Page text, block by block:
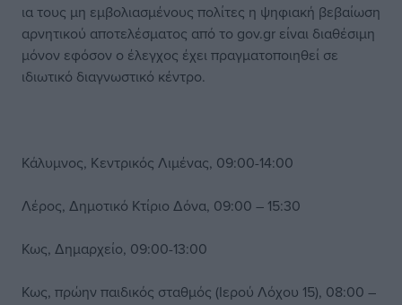
ια τους μη εμβολιασμένους πολίτες η ψηφιακή βεβαίωση
αρνητικού αποτελέσματος από το gov.gr είναι διαθέσιμη
μόνον εφόσον ο έλεγχος έχει πραγματοποιηθεί σε
ιδιωτικό διαγνωστικό κέντρο.
Κάλυμνος, Κεντρικός Λιμένας, 09:00-14:00
Λέρος, Δημοτικό Κτίριο Δόνα, 09:00 – 15:30
Κως, Δημαρχείο, 09:00-13:00
Κως, πρώην παιδικός σταθμός (Ιερού Λόχου 15), 08:00 –